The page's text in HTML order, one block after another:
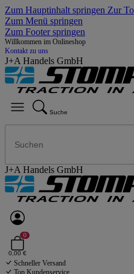
Zum Hauptinhalt springen Zur
Zum Menü springen
Zum Footer springen
Willkommen im Onlineshop
Kontakt zu uns
J+A Handels GmbH
Suche
J+A Handels GmbH
0
0,00 €
Schneller Versand
Top Kundenservice